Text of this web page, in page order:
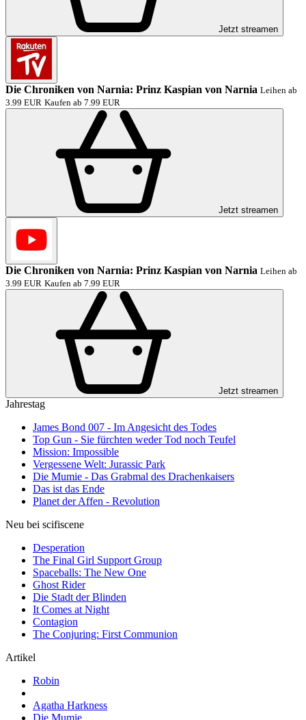
Jetzt streamen
Die Chroniken von Narnia: Prinz Kaspian von Narnia Leihen ab
3.99 EUR Kaufen ab 7.99 EUR
Jetzt streamen
Die Chroniken von Narnia: Prinz Kaspian von Narnia Leihen ab
3.99 EUR Kaufen ab 7.99 EUR
Jetzt streamen
Jahrestag
James Bond 007 - Im Angesicht des Todes
Top Gun - Sie fürchten weder Tod noch Teufel
Mission: Impossible
Vergessene Welt: Jurassic Park
Die Mumie - Das Grabmal des Drachenkaisers
Das ist das Ende
Planet der Affen - Revolution
Neu bei scifiscene
Desperation
The Final Girl Support Group
Spaceballs: The New One
Ghost Rider
Die Stadt der Blinden
It Comes at Night
Contagion
The Conjuring: First Communion
Artikel
Robin
Agatha Harkness
Die Mumie